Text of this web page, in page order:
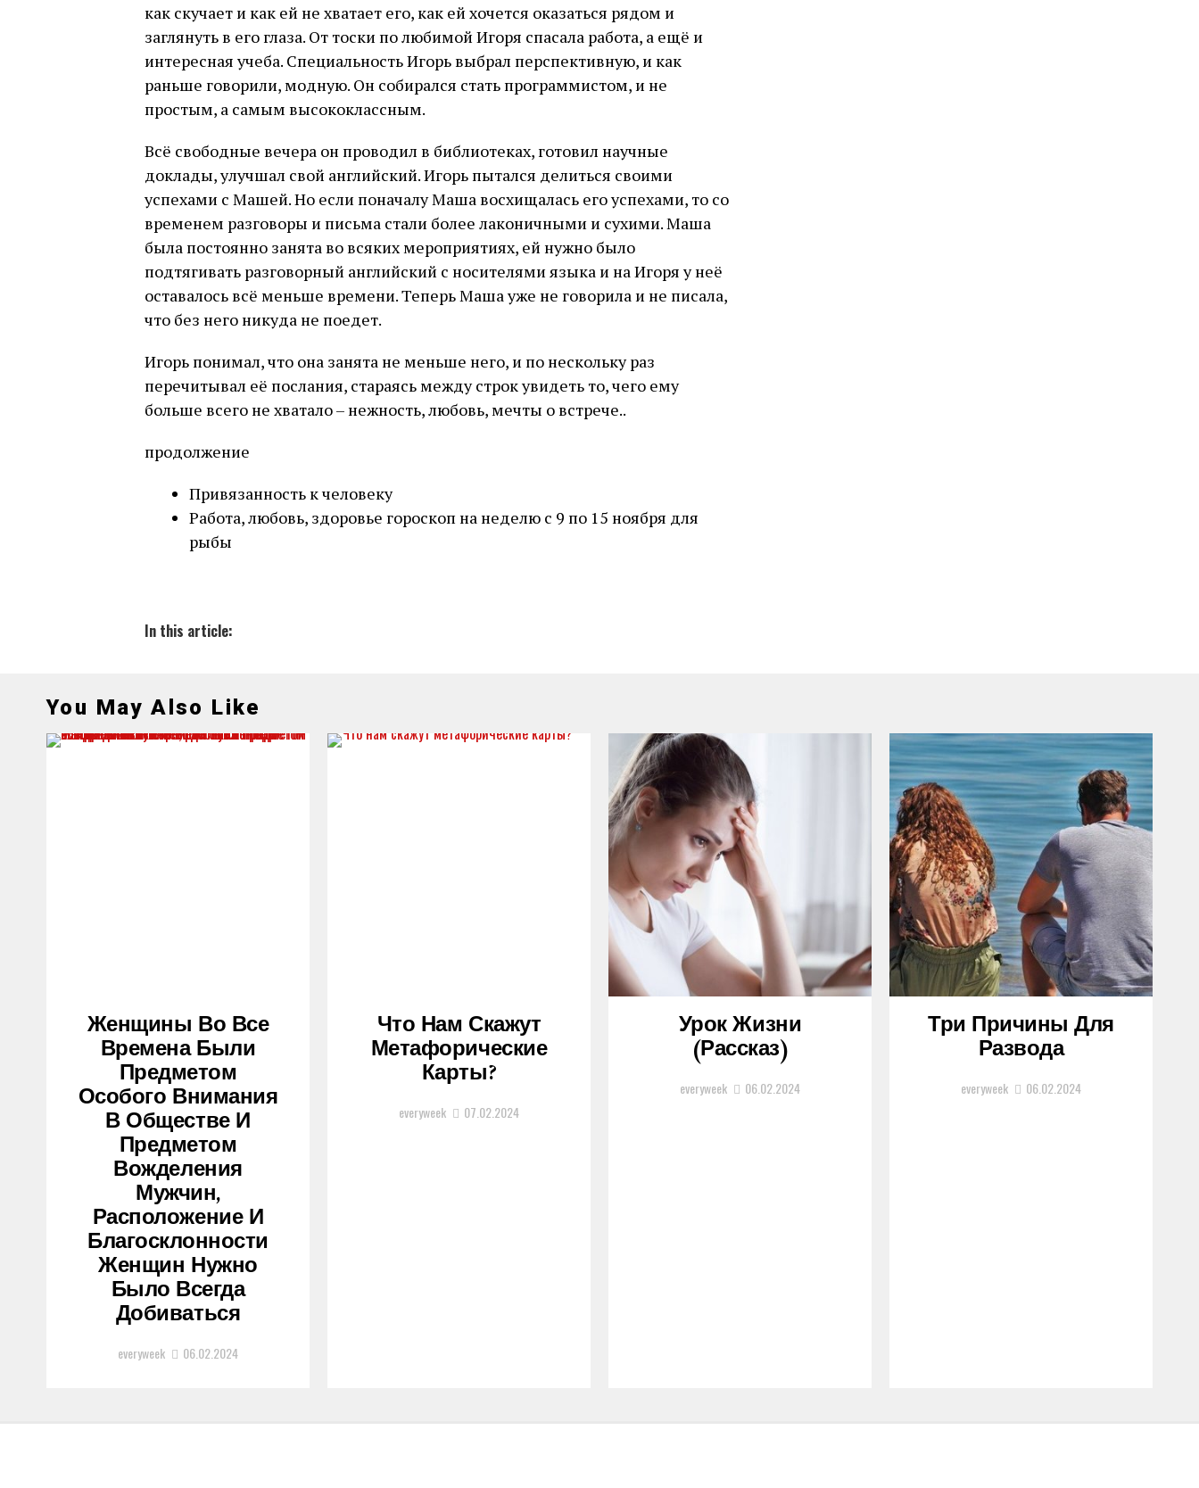
как скучает и как ей не хватает его, как ей хочется оказаться рядом и
заглянуть в его глаза. От тоски по любимой Игоря спасала работа, а ещё и
интересная учеба. Специальность Игорь выбрал перспективную, и как
раньше говорили, модную. Он собирался стать программистом, и не
простым, а самым высококлассным.
Всё свободные вечера он проводил в библиотеках, готовил научные
доклады, улучшал свой английский. Игорь пытался делиться своими
успехами с Машей. Но если поначалу Маша восхищалась его успехами, то со
временем разговоры и письма стали более лаконичными и сухими. Маша
была постоянно занята во всяких мероприятиях, ей нужно было
подтягивать разговорный английский с носителями языка и на Игоря у неё
оставалось всё меньше времени. Теперь Маша уже не говорила и не писала,
что без него никуда не поедет.
Игорь понимал, что она занята не меньше него, и по нескольку раз
перечитывал её послания, стараясь между строк увидеть то, чего ему
больше всего не хватало – нежность, любовь, мечты о встрече..
продолжение
Привязанность к человеку
Работа, любовь, здоровье гороскоп на неделю с 9 по 15 ноября для
рыбы
In this article:
You May Also Like
Женщины Во Все
Времена Были
Предметом
Особого Внимания
В Обществе И
Предметом
Вожделения
Мужчин,
Расположение И
Благосклонности
Женщин Нужно
Было Всегда
Добиваться
everyweek 06.02.2024
Что Нам Скажут
Метафорические
Карты?
everyweek 07.02.2024
Урок Жизни
(рассказ)
everyweek 06.02.2024
Три Причины Для
Развода
everyweek 06.02.2024